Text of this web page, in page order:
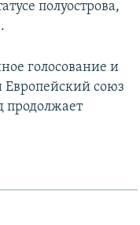
полуострова,
голосование и
Европейский союз
продолжает